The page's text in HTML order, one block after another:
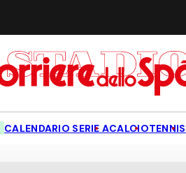
CALENDARIO SERIE ACALCIOTENNIS